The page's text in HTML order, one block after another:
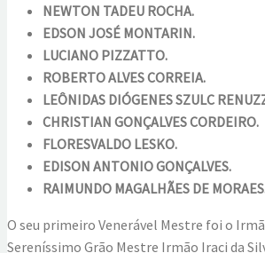
NEWTON TADEU ROCHA.
EDSON JOSÉ MONTARIN.
LUCIANO PIZZATTO.
ROBERTO ALVES CORREIA.
LEÔNIDAS DIÓGENES SZULC
CHRISTIAN GONÇALVES CORDEIRO.
FLORESVALDO LESKO.
EDISON ANTONIO GONÇALVES.
RAIMUNDO MAGALHÃES DE
O seu primeiro Venerável Mestre foi o
Sereníssimo Grão Mestre Irmão Iraci da